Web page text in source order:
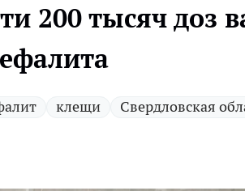
200 тысяч доз
клещи Свердловская